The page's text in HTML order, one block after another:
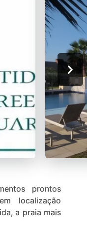
prontos
localização
a praia mais